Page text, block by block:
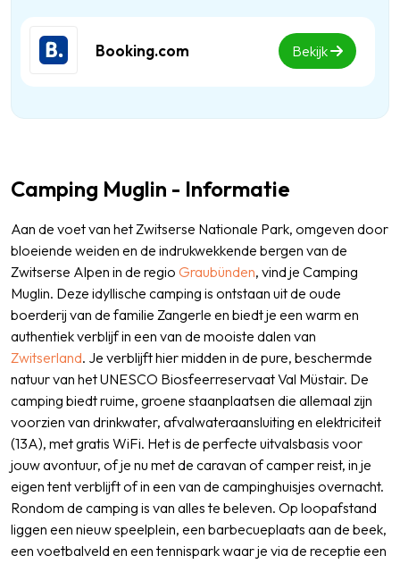
Booking.com Bekijk
Camping Muglin - Informatie
Aan de voet van het Zwitserse Nationale Park, omgeven door
bloeiende weiden en de indrukwekkende bergen van de
Zwitserse Alpen in de regio Graubünden, vind je Camping
Muglin. Deze idyllische camping is ontstaan uit de oude
boerderij van de familie Zangerle en biedt je een warm en
authentiek verblijf in een van de mooiste dalen van
Zwitserland. Je verblijft hier midden in de pure, beschermde
natuur van het UNESCO Biosfeerreservaat Val Müstair. De
camping biedt ruime, groene staanplaatsen die allemaal zijn
voorzien van drinkwater, afvalwateraansluiting en elektriciteit
(13A), met gratis WiFi. Het is de perfecte uitvalsbasis voor
jouw avontuur, of je nu met de caravan of camper reist, in je
eigen tent verblijft of in een van de campinghuisjes overnacht.
Rondom de camping is van alles te beleven. Op loopafstand
liggen een nieuw speelplein, een barbecueplaats aan de beek,
een voetbalveld en een tennispark waar je via de receptie een